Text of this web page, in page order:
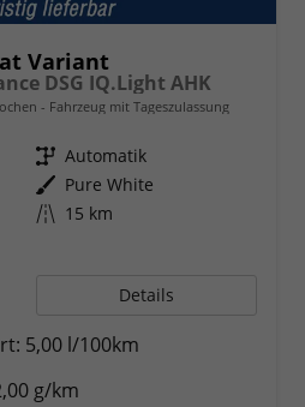
Variant
DSG IQ.Light AHK
Fahrzeug mit Tageszulassung
Getriebe Automatik
Außenfarbe Pure White
Kilometerstand 15 km
Details
5,00 l/100km
g/km